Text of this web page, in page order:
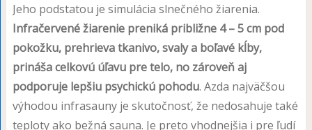
Jeho podstatou je simulácia slnečného žiarenia.
Infračervené žiarenie preniká približne 4 – 5 cm pod
pokožku, prehrieva tkanivo, svaly a boľavé kĺby,
prináša celkovú úľavu pre telo, no zároveň aj
podporuje lepšiu psychickú pohodu. Azda najväčšou
výhodou infrasauny je skutočnosť, že nedosahuje také
teploty ako bežná sauna. Je preto vhodnejšia i pre ľudí